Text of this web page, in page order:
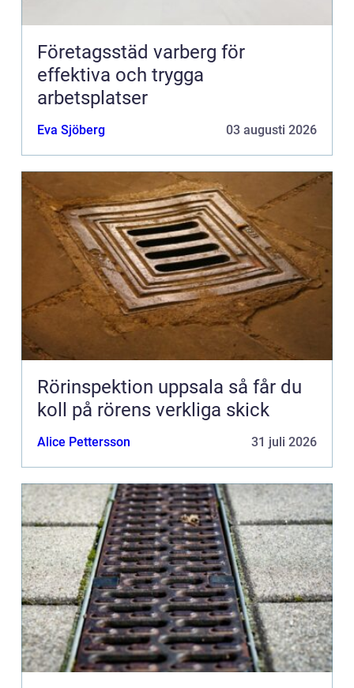
Företagsstäd varberg för
effektiva och trygga
arbetsplatser
Eva Sjöberg 03 augusti 2026
Rörinspektion uppsala så får du
koll på rörens verkliga skick
Alice Pettersson 31 juli 2026